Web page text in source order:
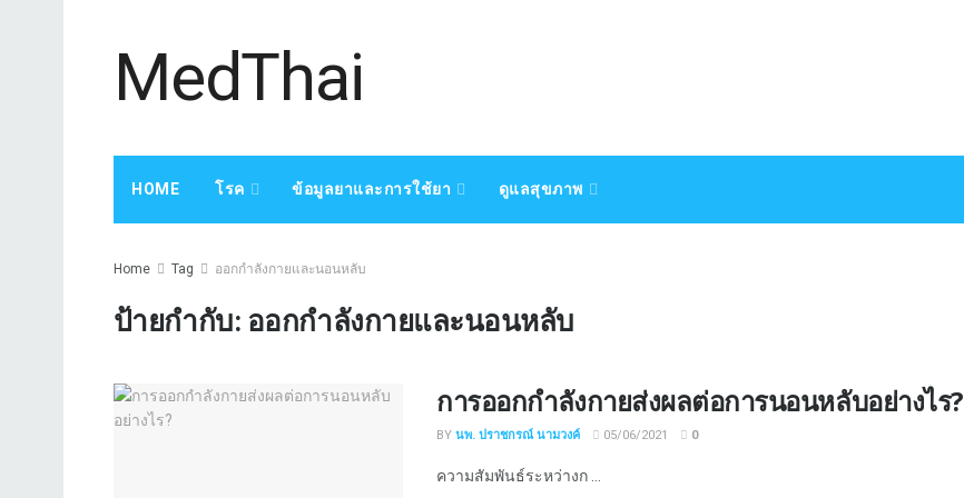
MedThai
HOME โรค ข้อมูลยาและการใช้ยา ดูแลสุขภาพ
Home Tag ออกกำลังกายและนอนหลับ
ป้ายกำกับ: ออกกำลังกายและนอนหลับ
การออกกำลังกายส่งผลต่อการนอนหลับอย่างไร?
BY นพ. ปราชกรณ์ นามวงค์ 05/06/2021 0
ความสัมพันธ์ระหว่างก ...